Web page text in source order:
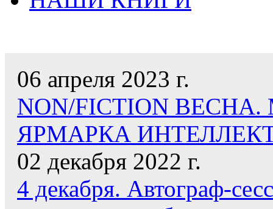
06 апреля 2023 г.
NON/FICTION
ЯРМАРКА
02 декабря 2022 г.
4 декабря. Автограф-